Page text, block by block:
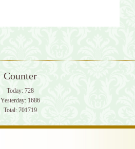
Counter
Today: 728
Yesterday: 1686
Total: 701719